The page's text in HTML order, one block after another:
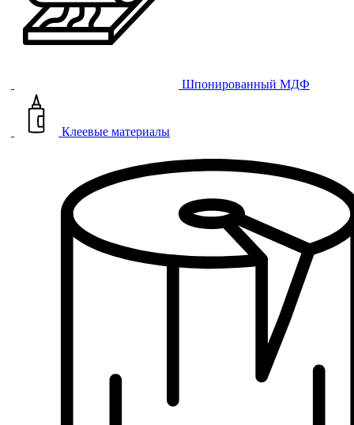
Шпонированный МДФ
Клеевые материалы